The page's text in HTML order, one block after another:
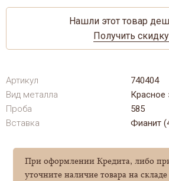
Нашли этот товар
Получить
Артикул
740404
Вид металла
Красное
Проба
585
Вставка
Фианит
При оформлении Кредита, либо
уточните наличие товара на